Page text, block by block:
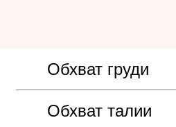
Обхват талии
Обхват груди